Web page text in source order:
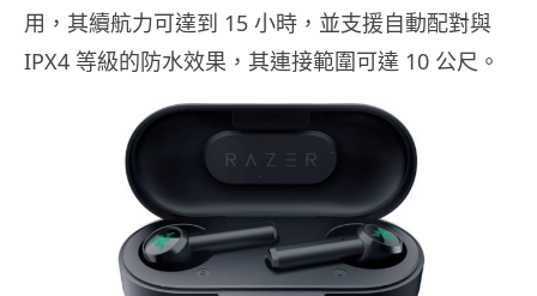
用，其續航力可達到 15 小時，並支援自動配對與
IPX4 等級的防水效果，其連接範圍可達 10 公尺。